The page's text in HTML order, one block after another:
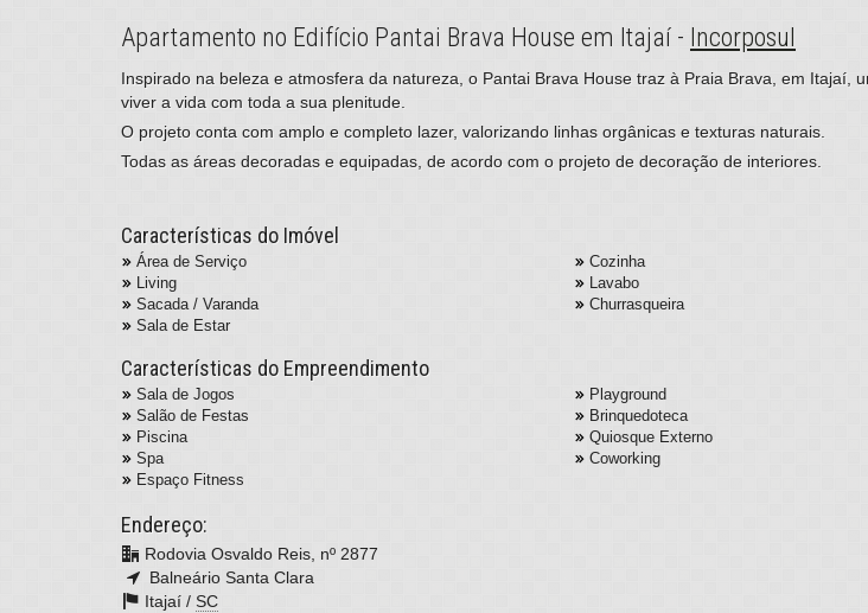
Apartamento no Edifício Pantai Brava House em Itajaí - Incorposul
Inspirado na beleza e atmosfera da natureza, o Pantai Brava House traz à Praia Brava, em Itajaí,
viver a vida com toda a sua plenitude.
O projeto conta com amplo e completo lazer, valorizando linhas orgânicas e texturas naturais.
Todas as áreas decoradas e equipadas, de acordo com o projeto de decoração de interiores.
Características do Imóvel
Área de Serviço
Living
Sacada / Varanda
Sala de Estar
Cozinha
Lavabo
Churrasqueira
Características do Empreendimento
Sala de Jogos
Salão de Festas
Piscina
Spa
Espaço Fitness
Playground
Brinquedoteca
Quiosque Externo
Coworking
Endereço:
Rodovia Osvaldo Reis, nº 2877
Balneário Santa Clara
Itajaí / SC